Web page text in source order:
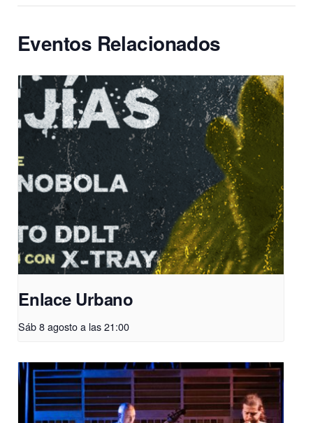
Eventos Relacionados
Enlace Urbano
Sáb 8 agosto a las 21:00